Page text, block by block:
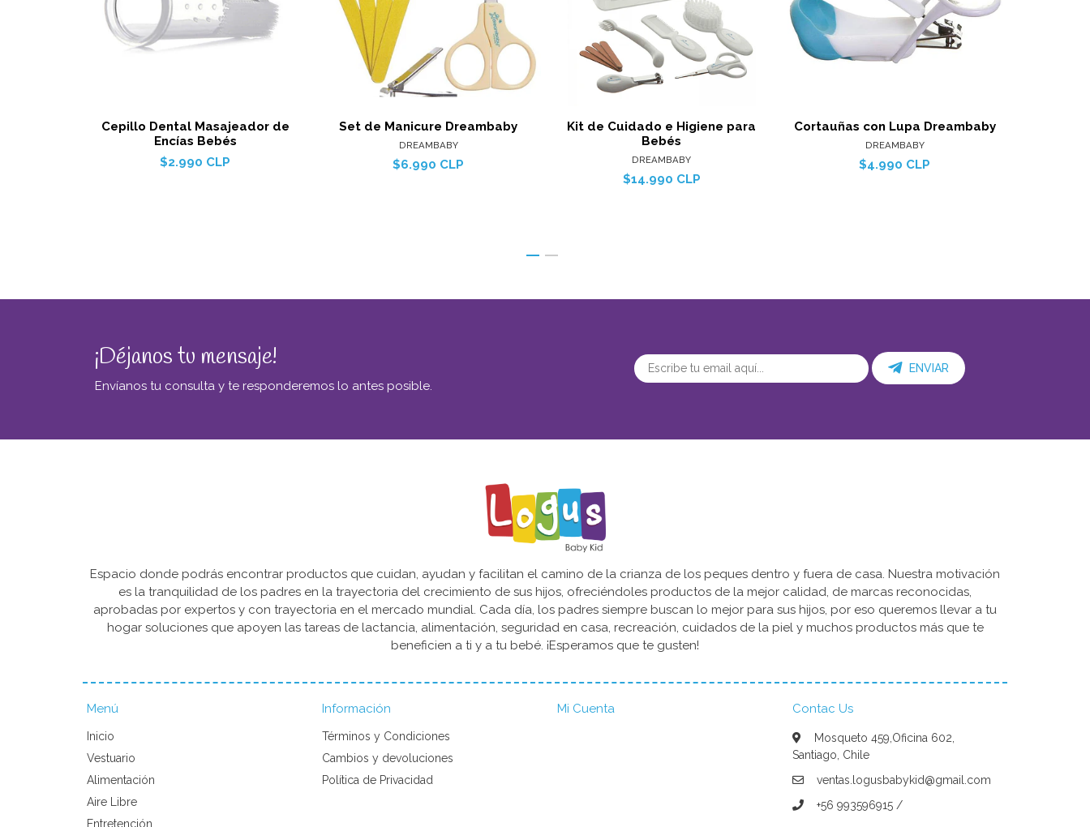
Cepillo Dental Masajeador de
Encías Bebés
$2.990 CLP
Ver detalles
Set de Manicure Dreambaby
DREAMBABY
$6.990 CLP
Ver detalles
Kit de Cuidado e Higiene para
Bebés
DREAMBABY
$14.990 CLP
Ver detalles
Cortauñas con Lupa Dreambaby
DREAMBABY
$4.990 CLP
Ver detalles
¡Déjanos tu mensaje!
Envíanos tu consulta y te responderemos lo antes posible.
ENVIAR
Espacio donde podrás encontrar productos que cuidan, ayudan y facilitan el camino de la crianza de los peques dentro y fuera de casa. Nuestra motivación
es la tranquilidad de los padres en la trayectoria del crecimiento de sus hijos, ofreciéndoles productos de la mejor calidad, de marcas reconocidas,
aprobadas por expertos y con trayectoria en el mercado mundial. Cada día, los padres siempre buscan lo mejor para sus hijos, por eso queremos llevar a tu
hogar soluciones que apoyen las tareas de lactancia, alimentación, seguridad en casa, recreación, cuidados de la piel y muchos productos más que te
beneficien a ti y a tu bebé. ¡Esperamos que te gusten!
Menú
Inicio
Vestuario
Alimentación
Aire Libre
Entretención
Información
Términos y Condiciones
Cambios y devoluciones
Política de Privacidad
Mi Cuenta Contac Us
Mosqueto 459,Oficina 602,
Santiago, Chile
ventas.logusbabykid@gmail.com
+56 993596915 /